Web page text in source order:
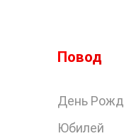
Повод
День
Юбилей